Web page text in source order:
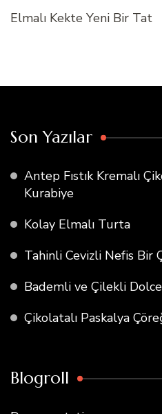
Elmalı Kekte Yeni Bir Tat
Son Yazılar
Antep Fıstık Kremalı
Kurabiye
Kolay Elmalı Turta
Tahinli Cevizli Nefis Bir
Bademli ve Çilekli
Çikolatalı Paskalya
Blogroll